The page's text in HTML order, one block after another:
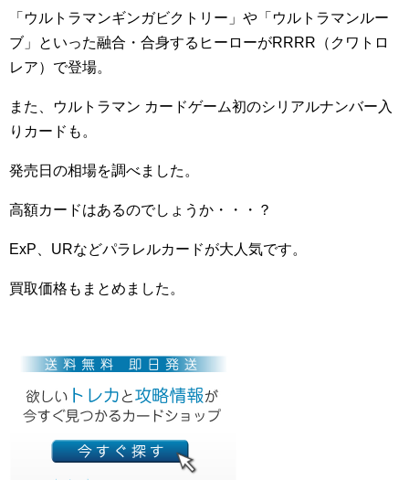
「ウルトラマンギンガビクトリー」や「ウルトラマンルー
ブ」といった融合・合身するヒーローがRRRR（クワトロ
レア）で登場。
また、ウルトラマン カードゲーム初のシリアルナンバー入
りカードも。
発売日の相場を調べました。
高額カードはあるのでしょうか・・・？
ExP、URなどパラレルカードが大人気です。
買取価格もまとめました。